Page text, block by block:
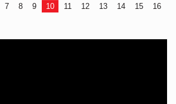
7 8 9 10 11 12 13 14 15
16